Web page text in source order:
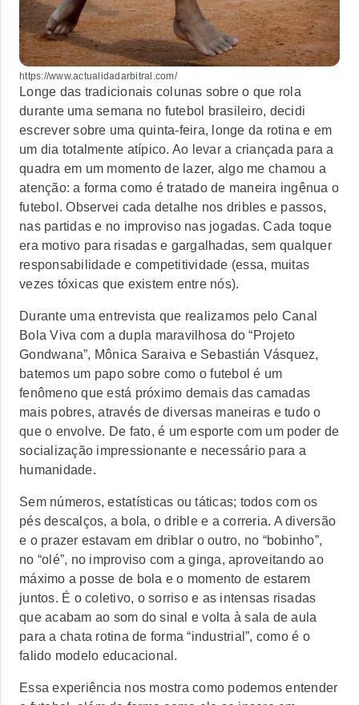
https://www.actualidadarbitral.com/
Longe das tradicionais colunas sobre o que rola
durante uma semana no futebol brasileiro, decidi
escrever sobre uma quinta-feira, longe da rotina e em
um dia totalmente atípico. Ao levar a criançada para a
quadra em um momento de lazer, algo me chamou a
atenção: a forma como é tratado de maneira ingênua o
futebol. Observei cada detalhe nos dribles e passos,
nas partidas e no improviso nas jogadas. Cada toque
era motivo para risadas e gargalhadas, sem qualquer
responsabilidade e competitividade (essa, muitas
vezes tóxicas que existem entre nós).
Durante uma entrevista que realizamos pelo Canal
Bola Viva com a dupla maravilhosa do “Projeto
Gondwana”, Mônica Saraiva e Sebastián Vásquez,
batemos um papo sobre como o futebol é um
fenômeno que está próximo demais das camadas
mais pobres, através de diversas maneiras e tudo o
que o envolve. De fato, é um esporte com um poder de
socialização impressionante e necessário para a
humanidade.
Sem números, estatísticas ou táticas; todos com os
pés descalços, a bola, o drible e a correria. A diversão
e o prazer estavam em driblar o outro, no “bobinho”,
no “olé”, no improviso com a ginga, aproveitando ao
máximo a posse de bola e o momento de estarem
juntos. É o coletivo, o sorriso e as intensas risadas
que acabam ao som do sinal e volta à sala de aula
para a chata rotina de forma “industrial”, como é o
falido modelo educacional.
Essa experiência nos mostra como podemos entender